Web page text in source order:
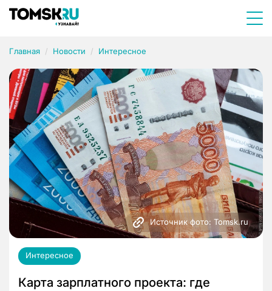
Главная Новости Интересное
Источник фото: Tomsk.ru
Интересное
Карта зарплатного проекта: где